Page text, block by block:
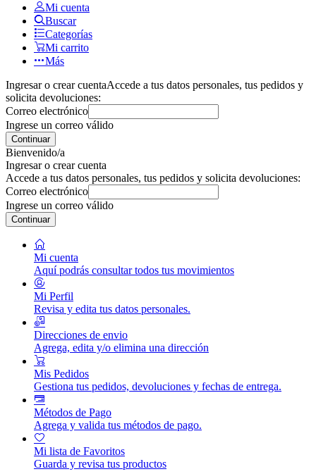
Mi cuenta
Buscar
Categorías
Mi carrito
Más
Ingresar o crear cuentaAccede a tus datos personales, tus pedidos y
solicita devoluciones:
Correo electrónico
Ingrese un correo válido
Continuar
Bienvenido/a
Ingresar o crear cuenta
Accede a tus datos personales, tus pedidos y solicita devoluciones:
Correo electrónico
Ingrese un correo válido
Continuar
Mi cuenta
Aquí podrás consultar todos tus movimientos
Mi Perfil
Revisa y edita tus datos personales.
Direcciones de envio
Agrega, edita y/o elimina una dirección
Mis Pedidos
Gestiona tus pedidos, devoluciones y fechas de entrega.
Métodos de Pago
Agrega y valida tus métodos de pago.
Mi lista de Favoritos
Guarda y revisa tus productos